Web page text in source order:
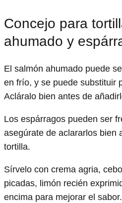
Concejo para
ahumado y
El salmón ahumado puede
en frío, y se puede substituir
Acláralo bien antes de
Los espárragos pueden ser
asegúrate de aclararlos bien
tortilla.
Sírvelo con crema agria,
picadas, limón recién
encima para mejorar el sabor.